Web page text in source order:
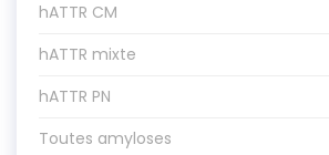
hATTR CM
hATTR mixte
hATTR PN
Toutes amyloses